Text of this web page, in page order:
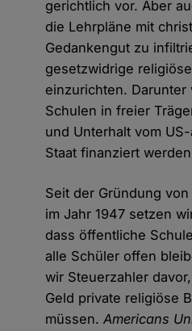
gerichtlich vor. Aber
die Lehrpläne mit
Gedankengut zu
gesetzwidrige
einzurichten. Darunter
Schulen in freier
und Unterhalt vom
Staat finanziert
Seit der Gründung
im Jahr 1947 setzen
dass öffentliche
alle Schüler offen
wir Steuerzahler
Geld private religiöse
müssen.Americans